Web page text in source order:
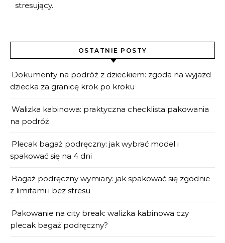
stresujący.
OSTATNIE POSTY
Dokumenty na podróż z dzieckiem: zgoda na wyjazd
dziecka za granicę krok po kroku
Walizka kabinowa: praktyczna checklista pakowania
na podróż
Plecak bagaż podręczny: jak wybrać model i
spakować się na 4 dni
Bagaż podręczny wymiary: jak spakować się zgodnie
z limitami i bez stresu
Pakowanie na city break: walizka kabinowa czy
plecak bagaż podręczny?